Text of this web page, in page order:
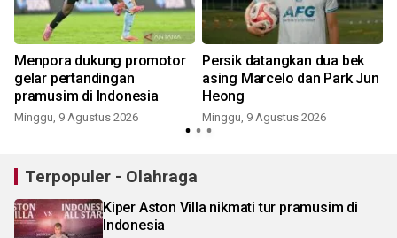
Menpora dukung promotor
gelar pertandingan
pramusim di Indonesia
Minggu, 9 Agustus 2026
Persik datangkan dua bek
asing Marcelo dan Park Jun
Heong
Minggu, 9 Agustus 2026
Terpopuler - Olahraga
Kiper Aston Villa nikmati tur pramusim di
Indonesia